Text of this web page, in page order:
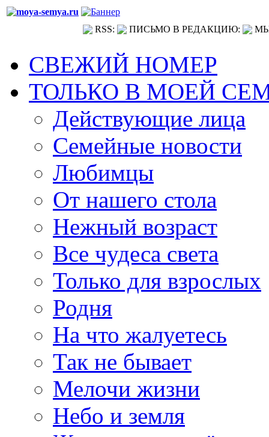
RSS: ПИСЬМО В РЕДАКЦИЮ:
СВЕЖИЙ НОМЕР
ТОЛЬКО В МОЕЙ
Действующие лица
Семейные новости
Любимцы
От нашего стола
Нежный возраст
Все чудеса света
Только для взрослых
Родня
На что жалуетесь
Так не бывает
Мелочи жизни
Небо и земля